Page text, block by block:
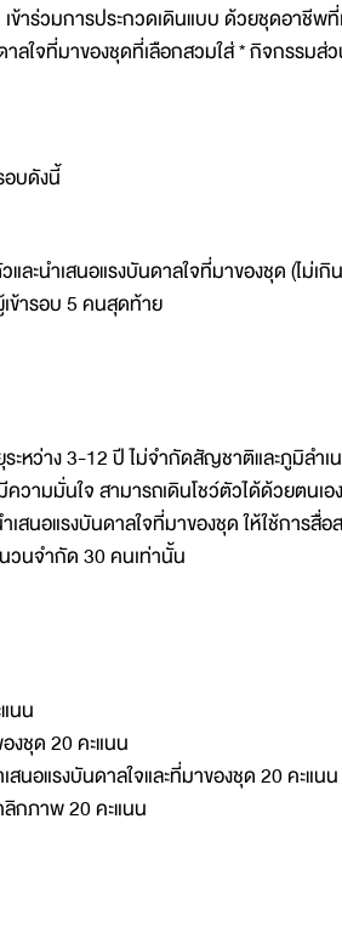
าร่วมการประกวดเดินแบบ ด้วยชุดอาชีพ
าลใจที่มาของชุดที่เลือกสวมใส่ * กิจกรร
อบดังนี้
ละนำเสนอแรงบันดาลใจที่มาของชุด (ไม่เ
ข้ารอบ 5 คนสุดท้าย
ระหว่าง 3-12 ปี ไม่จำกัดสัญชาติและภูมิลำเ
ความมั่นใจ สามารถเดินโชว์ตัวได้ด้วยตนเอง
เสนอแรงบันดาลใจที่มาของชุด ให้ใช้การ
วนจำกัด 30 คนเท่านั้น
นน
งชุด 20 คะแนน
สนอแรงบันดาลใจและที่มาของชุด 20 คะแนน
กภาพ 20 คะแนน